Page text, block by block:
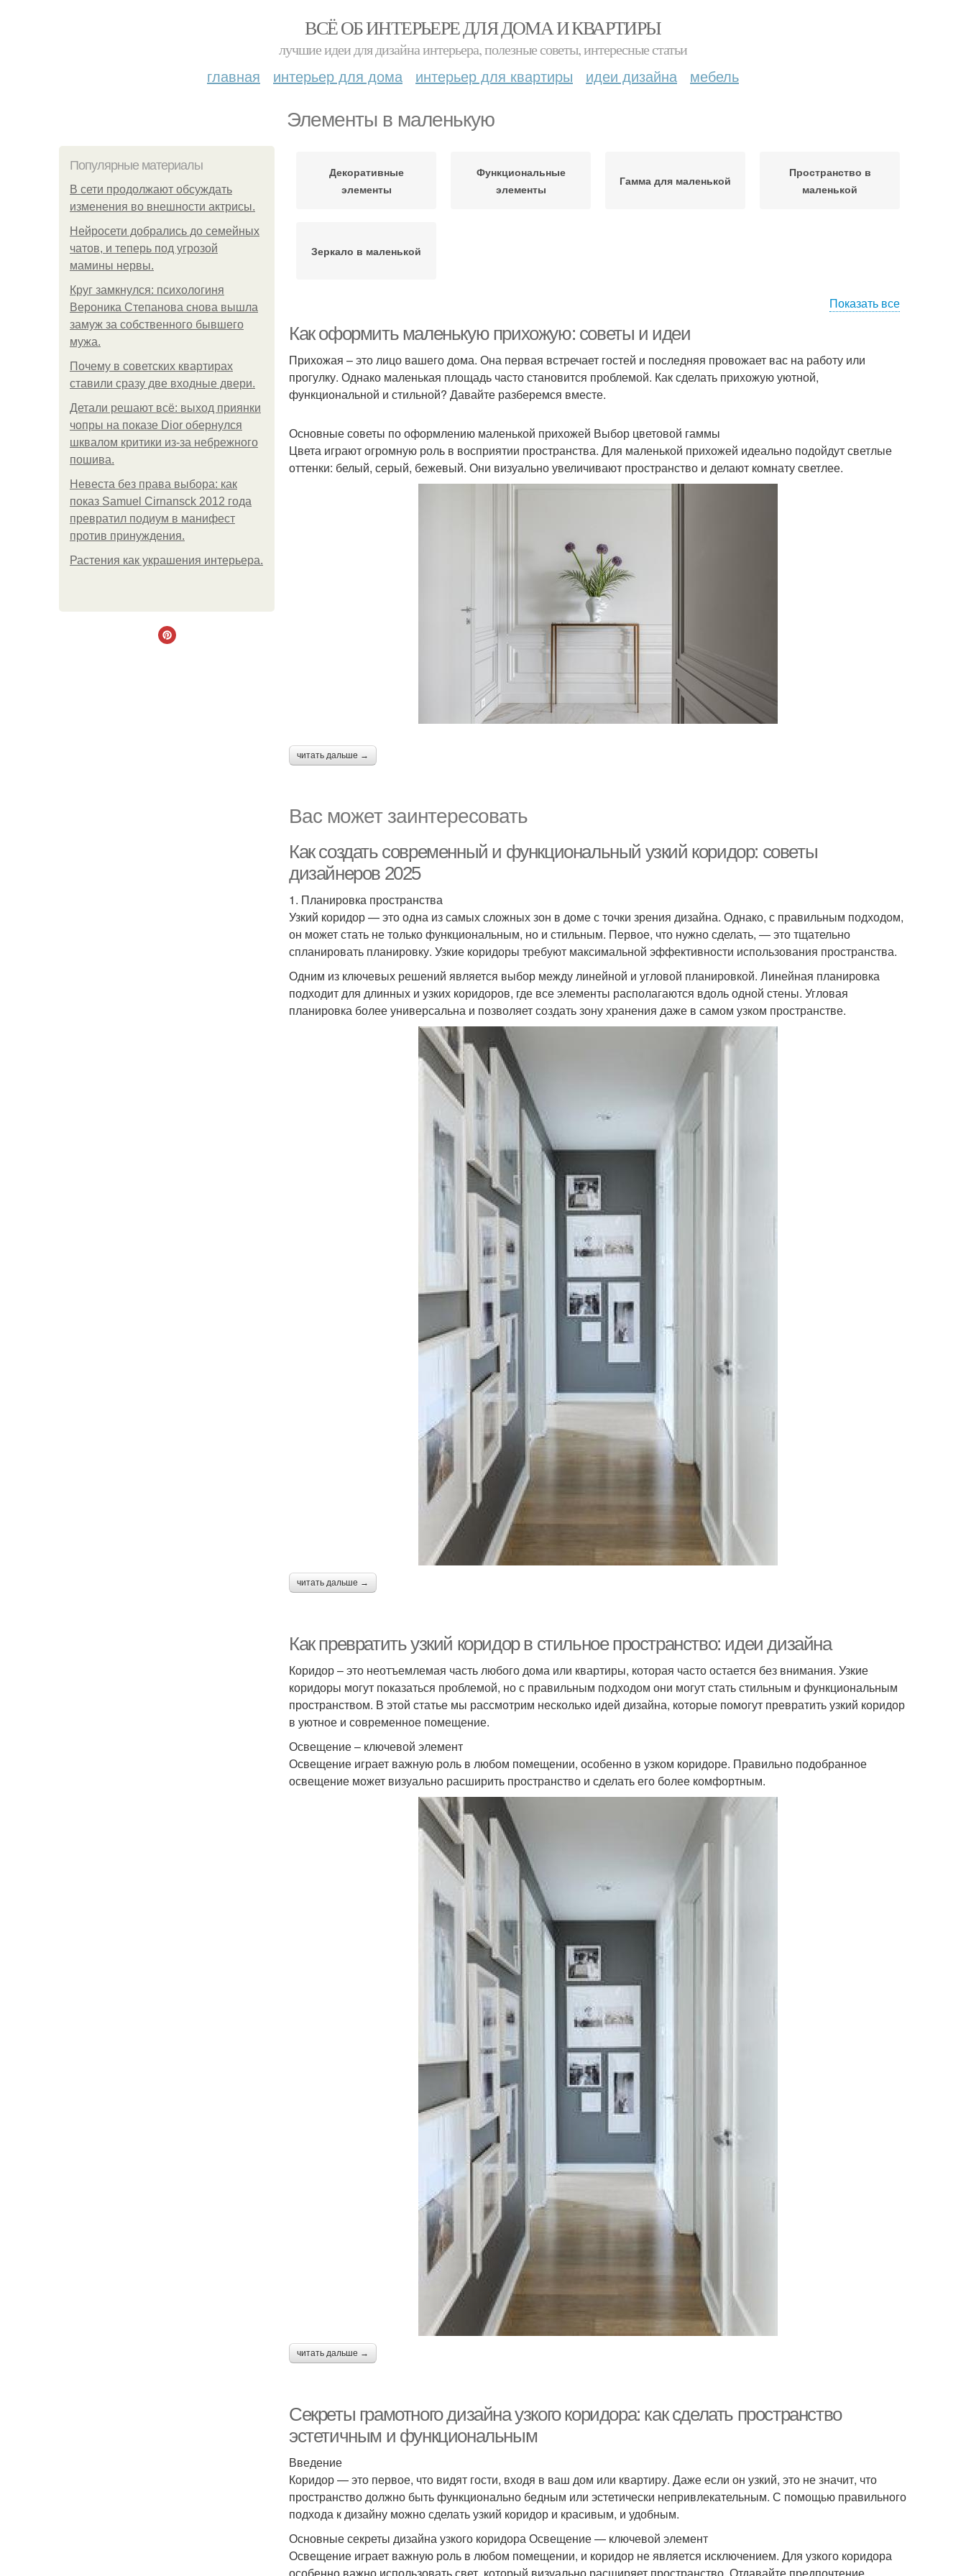
ВСЁ ОБ ИНТЕРЬЕРЕ ДЛЯ ДОМА И КВАРТИРЫ
лучшие идеи для дизайна интерьера, полезные советы, интересные статьи
главная интерьер для дома интерьер для квартиры идеи дизайна мебель
Элементы в маленькую
Популярные материалы
В сети продолжают обсуждать
изменения во внешности актрисы.
Нейросети добрались до семейных
чатов, и теперь под угрозой
мамины нервы.
Круг замкнулся: психологиня
Вероника Степанова снова вышла
замуж за собственного бывшего
мужа.
Почему в советских квартирах
ставили сразу две входные двери.
Детали решают всё: выход приянки
чопры на показе Dior обернулся
шквалом критики из-за небрежного
пошива.
Невеста без права выбора: как
показ Samuel Cirnansck 2012 года
превратил подиум в манифест
против принуждения.
Растения как украшения интерьера.
Декоративные
элементы
Функциональные
элементы
Гамма для маленькой
Пространство в
маленькой
Зеркало в маленькой
Показать все
Как оформить маленькую прихожую: советы и идеи
Прихожая – это лицо вашего дома. Она первая встречает гостей и последняя провожает вас на работу или
прогулку. Однако маленькая площадь часто становится проблемой. Как сделать прихожую уютной,
функциональной и стильной? Давайте разберемся вместе.
Основные советы по оформлению маленькой прихожей Выбор цветовой гаммы
Цвета играют огромную роль в восприятии пространства. Для маленькой прихожей идеально подойдут светлые
оттенки: белый, серый, бежевый. Они визуально увеличивают пространство и делают комнату светлее.
читать дальше →
Вас может заинтересовать
Как создать современный и функциональный узкий коридор: советы
дизайнеров 2025
1. Планировка пространства
Узкий коридор — это одна из самых сложных зон в доме с точки зрения дизайна. Однако, с правильным подходом,
он может стать не только функциональным, но и стильным. Первое, что нужно сделать, — это тщательно
спланировать планировку. Узкие коридоры требуют максимальной эффективности использования пространства.
Одним из ключевых решений является выбор между линейной и угловой планировкой. Линейная планировка
подходит для длинных и узких коридоров, где все элементы располагаются вдоль одной стены. Угловая
планировка более универсальна и позволяет создать зону хранения даже в самом узком пространстве.
читать дальше →
Как превратить узкий коридор в стильное пространство: идеи дизайна
Коридор – это неотъемлемая часть любого дома или квартиры, которая часто остается без внимания. Узкие
коридоры могут показаться проблемой, но с правильным подходом они могут стать стильным и функциональным
пространством. В этой статье мы рассмотрим несколько идей дизайна, которые помогут превратить узкий коридор
в уютное и современное помещение.
Освещение – ключевой элемент
Освещение играет важную роль в любом помещении, особенно в узком коридоре. Правильно подобранное
освещение может визуально расширить пространство и сделать его более комфортным.
читать дальше →
Секреты грамотного дизайна узкого коридора: как сделать пространство
эстетичным и функциональным
Введение
Коридор — это первое, что видят гости, входя в ваш дом или квартиру. Даже если он узкий, это не значит, что
пространство должно быть функционально бедным или эстетически непривлекательным. С помощью правильного
подхода к дизайну можно сделать узкий коридор и красивым, и удобным.
Основные секреты дизайна узкого коридора Освещение — ключевой элемент
Освещение играет важную роль в любом помещении, и коридор не является исключением. Для узкого коридора